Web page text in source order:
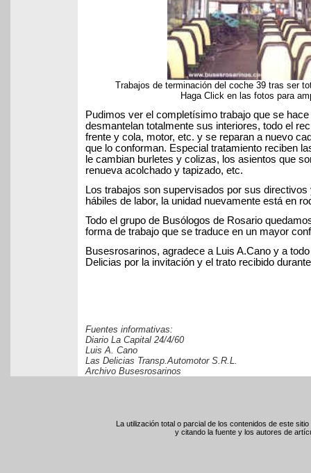
Trabajos de terminación del coche 39 tras ser
Haga Click en las fotos para
Pudimos ver el completísimo trabajo que se
desmantelan totalmente sus interiores, todo el
frente y cola, motor, etc. y se reparan a nuevo
que lo conforman. Especial tratamiento reciben
le cambian burletes y colizas, los asientos que
renueva acolchado y tapizado, etc.
Los trabajos son supervisados por sus
hábiles de labor, la unidad nuevamente está en
Todo el grupo de Busólogos de Rosario
forma de trabajo que se traduce en un mayor
Busesrosarinos, agradece a Luis A.Cano y a
Delicias por la invitación y el trato recibido
Fuentes informativas:
Diario La Capital 24/4/60
Luis A. Cano
Las Delicias Transp.Automotor S.R.L.
Archivo Busesrosarinos
La utilización total o parcial de los contenidos de este
y citando la fuente y los autores de